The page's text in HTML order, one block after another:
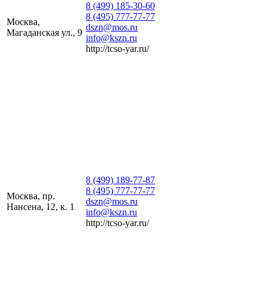
Москва,
Магаданская ул., 9
8 (499) 185-30-60
8 (495) 777-77-77
dszn@mos.ru
info@kszn.ru
http://tcso-yar.ru/
Москва, пр.
Нансена, 12, к. 1
8 (499) 189-77-87
8 (495) 777-77-77
dszn@mos.ru
info@kszn.ru
http://tcso-yar.ru/